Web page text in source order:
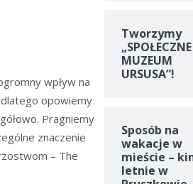
wpływ na
opowiemy
Pragniemy
znaczenie
– The
Tworzymy
„SPOŁECZNE
MUZEUM
URSUSA”!
Sposób na
wakacje w
mieście –
letnie w